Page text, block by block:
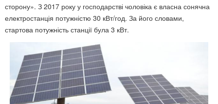
сторону». З 2017 року у господарстві чоловіка є власна сонячна
електростанція потужністю 30 кВт/год. За його словами,
стартова потужність станції була 3 кВт.